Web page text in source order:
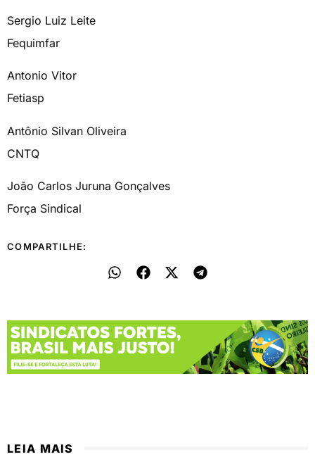
Sergio Luiz Leite
Fequimfar
Antonio Vitor
Fetiasp
Antônio Silvan Oliveira
CNTQ
João Carlos Juruna Gonçalves
Força Sindical
COMPARTILHE:
LEIA MAIS